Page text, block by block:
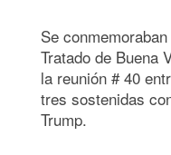
Se
Tratado de Buena
la reunión # 40
tres sostenidas
Trump.